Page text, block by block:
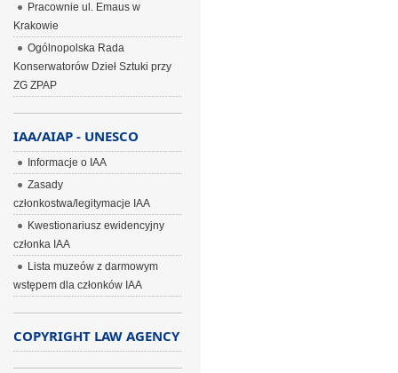
Pracownie ul. Emaus w
Krakowie
Ogólnopolska Rada
Konserwatorów Dzieł Sztuki przy
ZG ZPAP
IAA/AIAP - UNESCO
Informacje o IAA
Zasady
członkostwa/legitymacje IAA
Kwestionariusz ewidencyjny
członka IAA
Lista muzeów z darmowym
wstępem dla członków IAA
COPYRIGHT LAW AGENCY